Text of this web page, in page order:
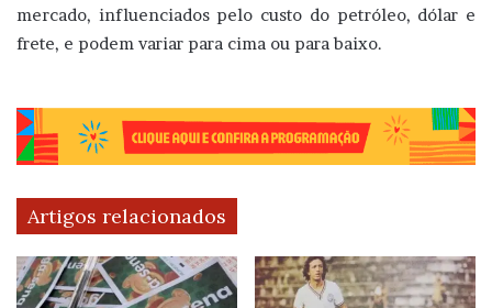
mercado, influenciados pelo custo do petróleo, dólar e
frete, e podem variar para cima ou para baixo.
Artigos relacionados